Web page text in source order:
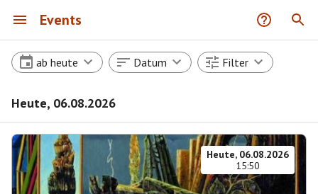
Events
ab heute Datum Filter
Heute, 06.08.2026
Heute, 06.08.2026
15:50